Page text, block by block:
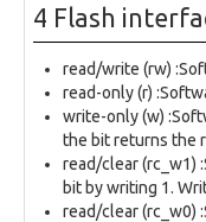
4 Flash
read/write (rw)
read-only (r)
write-only (w)
the bit returns the
read/clear (rc_w1)
bit by writing 1.
read/clear (rc_w0)